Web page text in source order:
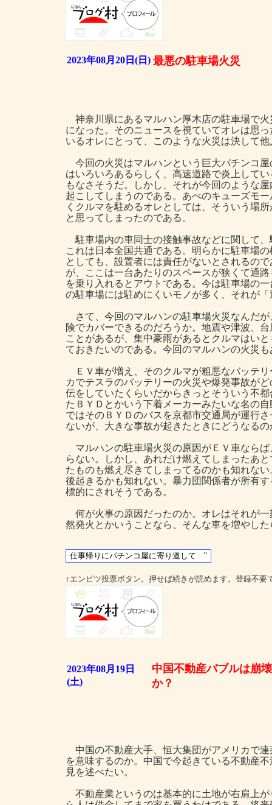
2023年08月20日(日) 最悪の駐車場火災
神奈川県にあるマルハン厚木店の駐車場で
になった。そのニュースを視ていてオレは思
いるオレにとって、このような火災は決して
今回の火災はマルハンという巨大パチンコ
はいろいろあるらしく、高速道路で炎上して
もなさそうだ。しかし、それが今回のような
起こしてしまうのである。あべのキューズモ
くクルマを駐めるオレとしては、そういう場
と思ってしまったのである。
駐車場内の車同士の接触事故などに関して
これは日本全国共通である。明らかに駐車場
としても、設置者には責任がないとされるの
が、ここは一台あたりのスペースが狭くて通
を乗り入れるとアウトである。今は駐車場の
の駐車場には駐めにくいモノが多く、それが
さて、今回のマルハンの駐車場火災なんだ
険でカバーできるのだろうか。地震や津波、
ことがあるが、集中豪雨があるとクルマはい
ておきたいのである。今回のマルハンの火災
ＥＶ車が増え、そのクルマが粗悪なバッテ
カでテスラのバッテリーの火災や爆発事故が
伝をしていたくらいだからきっとそういう不
たＢＹＤとかいう下着メーカーみたいな名の
ではそのＢＹＤのバスを京都市交通局が運行
ないが、大きな事故が起きたときにどうなる
マルハンの駐車場火災の原因がＥＶ車なら
らない。しかし、あれだけ燃えてしまったあ
たものも燃え尽きてしまってるのかも知れな
後起きるかも知れない。暴力団関係者が所有
標的にされそうである。
何が火事の原因だったのか。オレはそれが
然発火とかいうことなら、そんな車を増やし
↑エンピツ投票ボタン。押せば続きが読めます。登録不要
2023年08月19日
(土)
中国不動産バブルは崩壊
か？
中国の不動産大手、恒大集団がアメリカで
を意味するのか。中国で今起きている不動産
見を述べたい。
不動産業というのは基本的に土地が右肩上